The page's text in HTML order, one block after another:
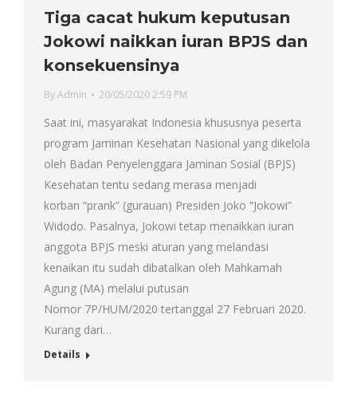
Tiga cacat hukum keputusan
Jokowi naikkan iuran BPJS dan
konsekuensinya
ByAdmin 20/05/2020 2:59 PM
Saat ini, masyarakat Indonesia khususnya peserta
program Jaminan Kesehatan Nasional yang dikelola
oleh Badan Penyelenggara Jaminan Sosial (BPJS)
Kesehatan tentu sedang merasa menjadi
korban “prank” (gurauan) Presiden Joko “Jokowi”
Widodo. Pasalnya, Jokowi tetap menaikkan iuran
anggota BPJS meski aturan yang melandasi
kenaikan itu sudah dibatalkan oleh Mahkamah
Agung (MA) melalui putusan
Nomor 7P/HUM/2020 tertanggal 27 Februari 2020.
Kurang dari…
Details